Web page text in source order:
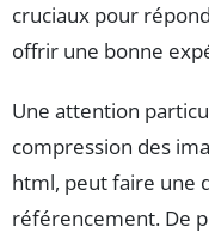
cruciaux pour
offrir une bonne
Une attention
compression des
html, peut faire une
référencement. De